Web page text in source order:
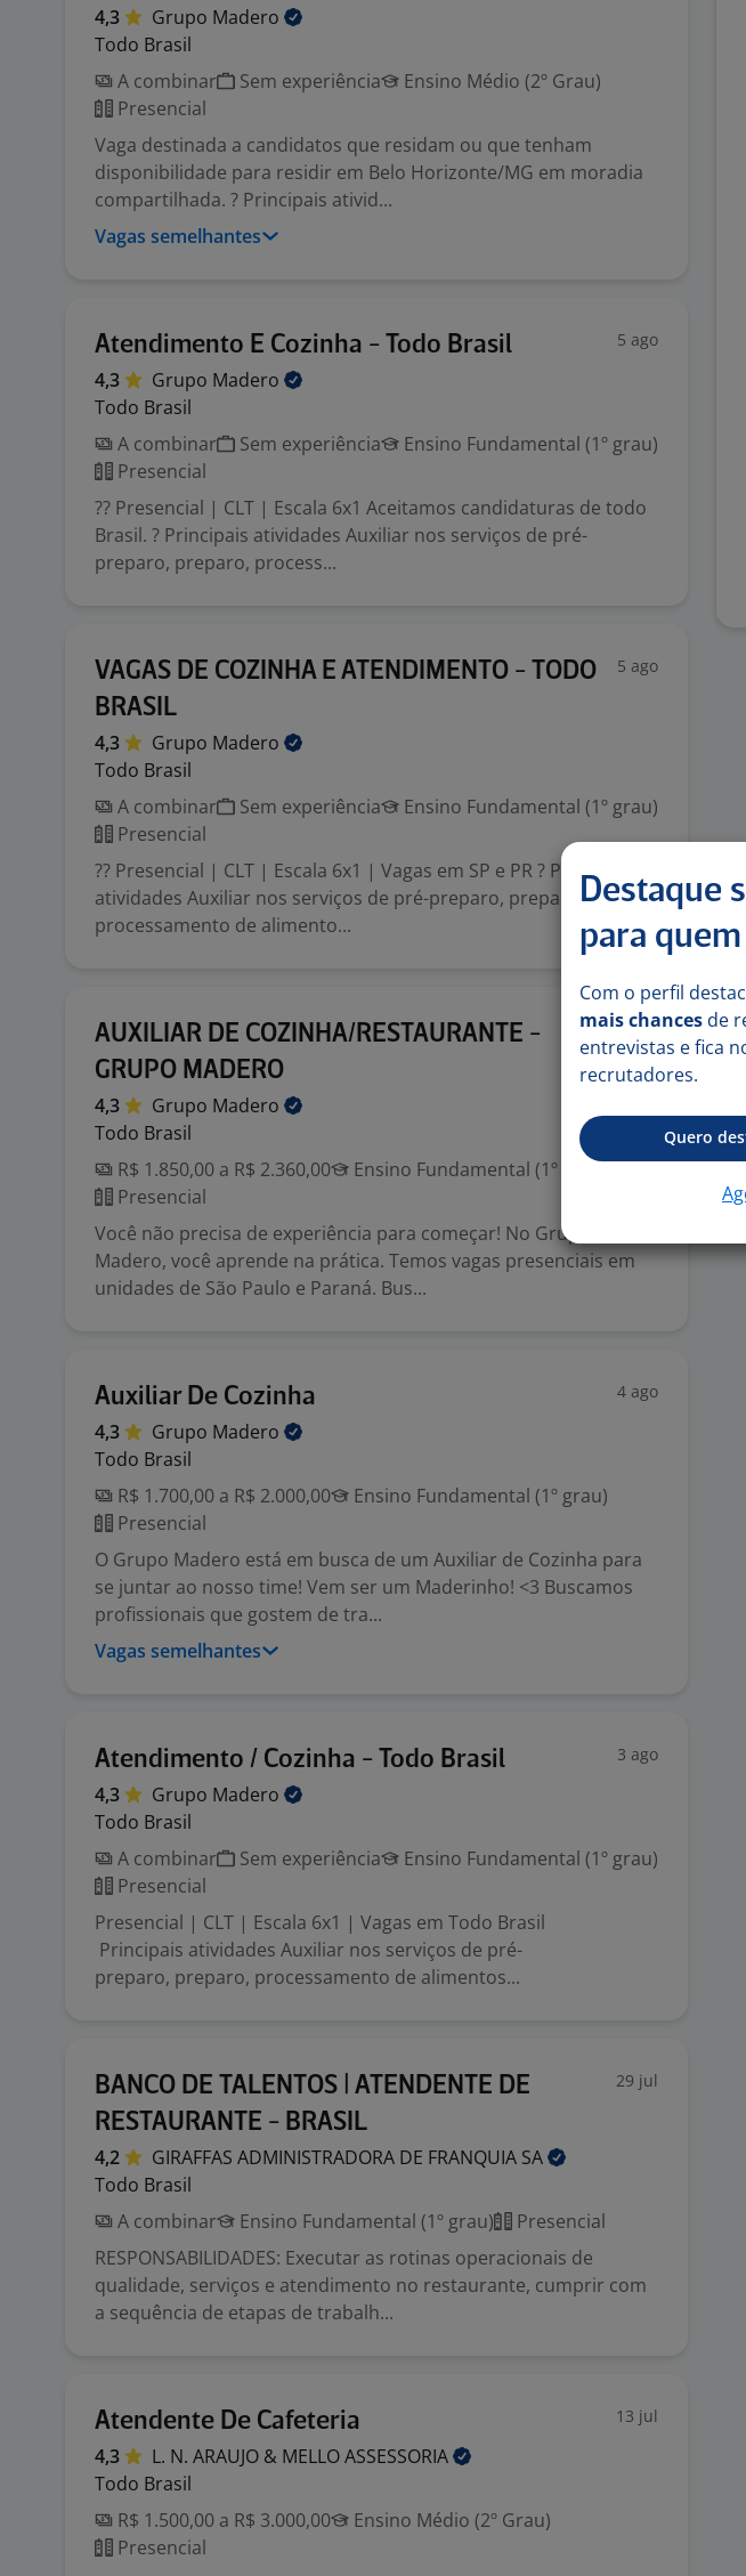
4,3 Grupo Madero
Todo Brasil
A combinar
Sem experiência
Ensino Médio (2º Grau)
Presencial
Vaga destinada a candidatos que residam ou que tenham
disponibilidade para residir em Belo Horizonte/MG em moradia
compartilhada. ? Principais ativid...
Vagas semelhantes
Atendimento E Cozinha - Todo Brasil 5 ago
4,3 Grupo Madero
Todo Brasil
A combinar
Sem experiência
Ensino Fundamental (1º grau)
Presencial
?? Presencial | CLT | Escala 6x1 Aceitamos candidaturas de todo
Brasil. ? Principais atividades Auxiliar nos serviços de pré-
preparo, preparo, process...
VAGAS DE COZINHA E ATENDIMENTO - TODO
BRASIL
5 ago
4,3 Grupo Madero
Todo Brasil
A combinar
Sem experiência
Ensino Fundamental (1º grau)
Presencial
?? Presencial | CLT | Escala 6x1 | Vagas em SP e PR ? Principais
atividades Auxiliar nos serviços de pré-preparo, preparo,
processamento de alimento...
AUXILIAR DE COZINHA/RESTAURANTE -
GRUPO MADERO
5 ago
4,3 Grupo Madero
Todo Brasil
R$ 1.850,00 a R$ 2.360,00
Ensino Fundamental (1º grau)
Presencial
Você não precisa de experiência para começar! No Grupo
Madero, você aprende na prática. Temos vagas presenciais em
unidades de São Paulo e Paraná. Bus...
Auxiliar De Cozinha 4 ago
4,3 Grupo Madero
Todo Brasil
R$ 1.700,00 a R$ 2.000,00
Ensino Fundamental (1º grau)
Presencial
O Grupo Madero está em busca de um Auxiliar de Cozinha para
se juntar ao nosso time! Vem ser um Maderinho! <3 Buscamos
profissionais que gostem de tra...
Vagas semelhantes
Atendimento / Cozinha - Todo Brasil 3 ago
4,3 Grupo Madero
Todo Brasil
A combinar
Sem experiência
Ensino Fundamental (1º grau)
Presencial
Presencial | CLT | Escala 6x1 | Vagas em Todo Brasil
Principais atividades Auxiliar nos serviços de pré-
preparo, preparo, processamento de alimentos...
BANCO DE TALENTOS | ATENDENTE DE
RESTAURANTE - BRASIL
29 jul
4,2 GIRAFFAS ADMINISTRADORA DE FRANQUIA SA
Todo Brasil
A combinar
Ensino Fundamental (1º grau)
Presencial
RESPONSABILIDADES: Executar as rotinas operacionais de
qualidade, serviços e atendimento no restaurante, cumprir com
a sequência de etapas de trabalh...
Atendente De Cafeteria 13 jul
4,3 L. N. ARAUJO & MELLOASSESSORIA
Todo Brasil
R$ 1.500,00 a R$ 3.000,00
Ensino Médio (2º Grau)
Presencial
Destaque
para
Com o perfil
mais chances de
entrevistas e fica
recrutadores.
Quero